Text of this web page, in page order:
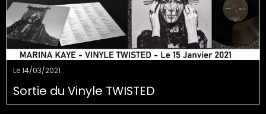
Le 14/03/2021
Sortie du Vinyle TWISTED